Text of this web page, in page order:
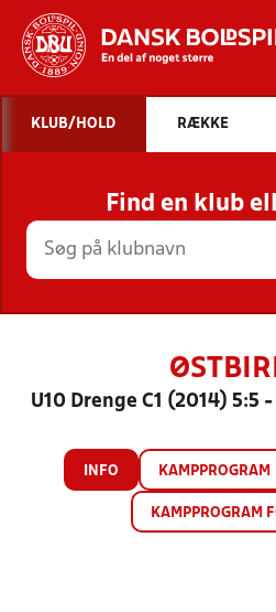
STILLINGER,
HOLD
KLUB/HOLD RÆKKE
Find en klub
U10 Drenge C1 (2014) 5:5
INFO KAMPPROGRAM
KAMPPROGRAM